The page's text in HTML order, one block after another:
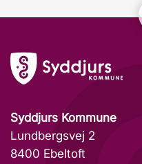
Syddjurs Kommune
Lundbergsvej 2
8400 Ebeltoft